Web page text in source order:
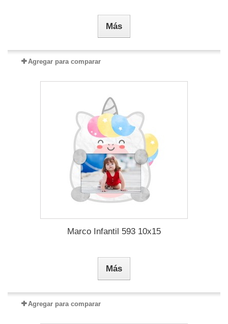
Más
Agregar para comparar
Marco Infantil 593 10x15
Más
Agregar para comparar